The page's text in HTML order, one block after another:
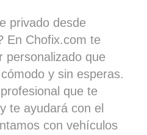
privado desde
En Chofix.com te
personalizado que
y sin esperas.
que te
te ayudará con el
con vehículos